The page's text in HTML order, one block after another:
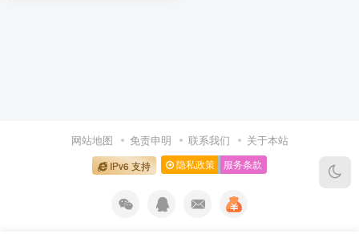
网站地图 免责申明 联系我们 关于本站
IPv6 支持 隐私政策 服务条款